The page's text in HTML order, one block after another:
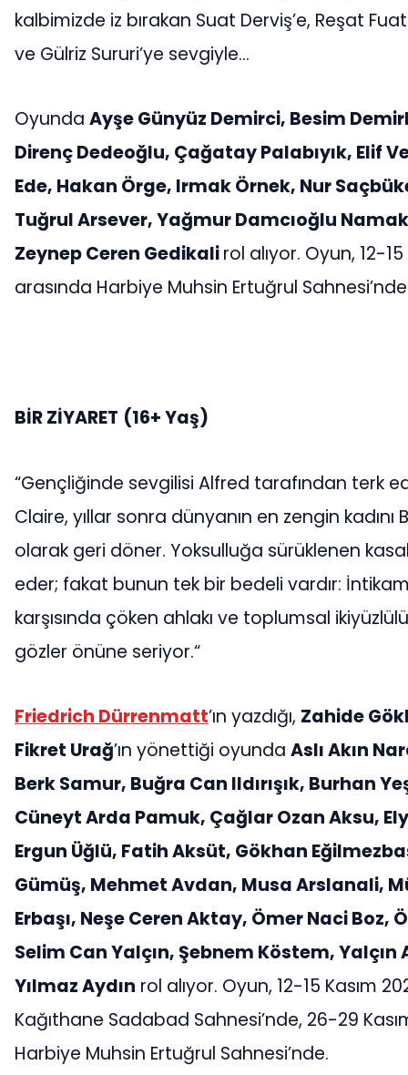
kalbimizde iz bırakan Suat Derviş’e, Reşat
ve Gülriz Sururi’ye sevgiyle…
Oyunda Ayşe Günyüz Demirci, Besim
Direnç Dedeoğlu, Çağatay Palabıyık, Elif
Ede, Hakan Örge, Irmak Örnek, Nur
Tuğrul Arsever, Yağmur Damcıoğlu
Zeynep Ceren Gedikalirol alıyor. Oyun, 12-
arasında Harbiye Muhsin Ertuğrul
BİR ZİYARET (16+ Yaş)
“Gençliğinde sevgilisi Alfred tarafından terk
Claire, yıllar sonra dünyanın en zengin
olarak geri döner. Yoksulluğa sürüklenen
eder; fakat bunun tek bir bedeli vardır:
karşısında çöken ahlakı ve toplumsal
gözler önüne seriyor.“
Friedrich Dürrenmatt’ın yazdığı, Zahide
Fikret Urağ’ın yönettiği oyunda Aslı Akın
Berk Samur, Buğra Can Ildırışık, Burhan
Cüneyt Arda Pamuk, Çağlar Ozan Aksu,
Ergun Üğlü, Fatih Aksüt, Gökhan
Gümüş, Mehmet Avdan, Musa Arslanali,
Erbaşı, Neşe Ceren Aktay, Ömer Naci Boz,
Selim Can Yalçın, Şebnem Köstem,
Yılmaz Aydın rol alıyor. Oyun, 12-15 Kasım
Kağıthane Sadabad Sahnesi’nde, 26-29
Harbiye Muhsin Ertuğrul Sahnesi’nde.